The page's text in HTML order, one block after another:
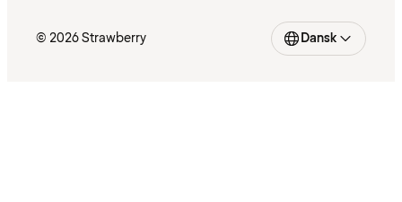
© 2026 Strawberry Dansk